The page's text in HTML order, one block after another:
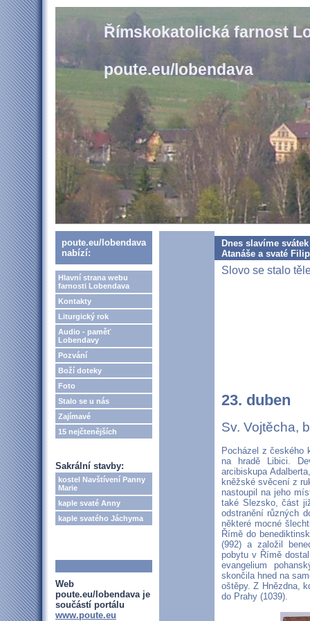
Římskokatolická farnost
poute.eu/lobendava
poute.eu/lobendava
nabízí:
Hlavní strana webu
farnosti Lobendava
Kontakty
Liturgický rok
Audio - paměť
Lobendavy
Pozvání
Boží doteky
Foto
Stalo se u nás
Zajímavé
15 nejčtenějších
Sakrální stavby:
kostel Navštívení Panny
Marie
kaple svaté Anny
kaple svatého Jáchyma
Web
poute.eu/lobendava je
součástí portálu
www.poute.eu
Dnes slavíme
Atanáše a svaté
Slovo se stalo
23. duben
Sv. Vojtěcha,
Pocházel z českého
na hradě Libici.
arcibiskupa
kněžské svěcení z
nastoupil na jeho
také Slezsko, část
odstranění různých
některé mocné
Římě do
(992) a založil
pobytu v Římě
evangelium
skončila hned na
oštěpy. Z Hnězdna,
do Prahy (1039).